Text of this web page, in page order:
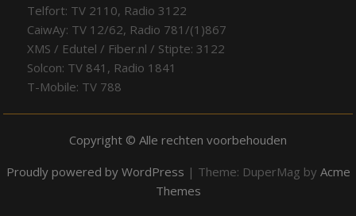
Telfort: TV 2110, Radio 3122
CaiwAy: TV 12/62, Radio 781/(1)867
XMS / Edutel / Fiber.nl / Stipte: 3122
Solcon: TV 841, Radio 1841
T-Mobile: TV 788
Copyright © Alle rechten voorbehouden
Proudly powered by WordPress | Theme: DuperMag by Acme
Themes